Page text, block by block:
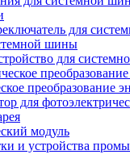
для
шины
для
преобразование
для
модуль